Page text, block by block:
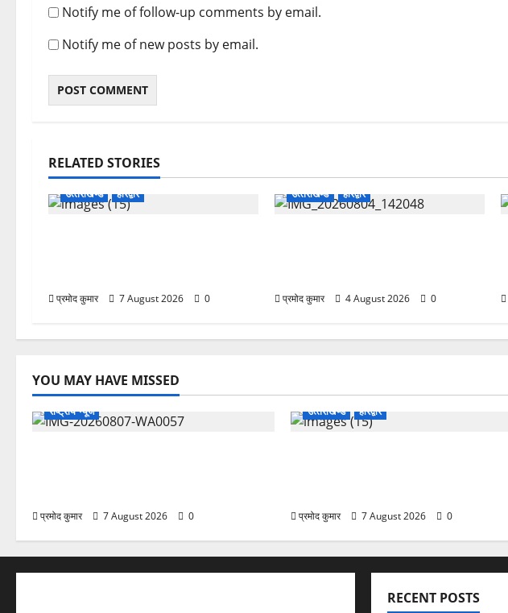
Notify me of follow-up comments by email.
Notify me of new posts by email.
RELATED STORIES
उत्‍तराखण्‍ड हरिद्वार
प्रमोद कुमार 7 August 2026 0
उत्‍तराखण्‍ड हरिद्वार
प्रमोद कुमार 4 August 2026 0
YOU MAY HAVE MISSED
राष्ट्रीय न्यूज
प्रमोद कुमार 7 August 2026 0
उत्‍तराखण्‍ड हरिद्वार
प्रमोद कुमार 7 August 2026 0
RECENT POSTS